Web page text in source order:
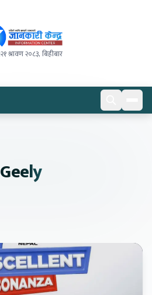
२१ श्रावण २०८३, बिहीबार
Geely